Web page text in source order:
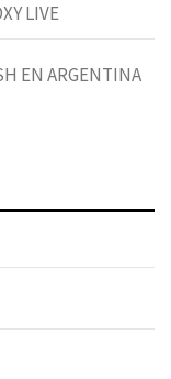
LIVE
EN ARGENTINA